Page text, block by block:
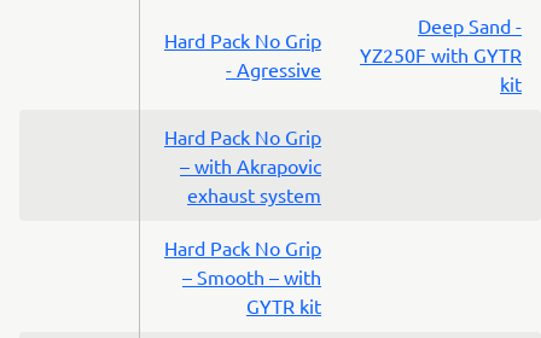
Hard Pack No Grip
- Agressive
Deep Sand -
YZ250F with GYTR
kit
Hard Pack No Grip
– with Akrapovic
exhaust system
Hard Pack No Grip
– Smooth – with
GYTR kit